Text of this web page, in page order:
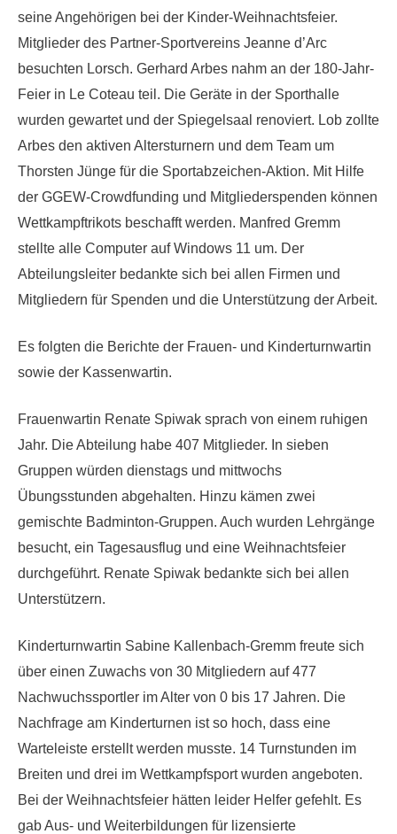
seine Angehörigen bei der Kinder-Weihnachtsfeier.
Mitglieder des Partner-Sportvereins Jeanne d’Arc
besuchten Lorsch. Gerhard Arbes nahm an der 180-Jahr-
Feier in Le Coteau teil. Die Geräte in der Sporthalle
wurden gewartet und der Spiegelsaal renoviert. Lob zollte
Arbes den aktiven Altersturnern und dem Team um
Thorsten Jünge für die Sportabzeichen-Aktion. Mit Hilfe
der GGEW-Crowdfunding und Mitgliederspenden können
Wettkampftrikots beschafft werden. Manfred Gremm
stellte alle Computer auf Windows 11 um. Der
Abteilungsleiter bedankte sich bei allen Firmen und
Mitgliedern für Spenden und die Unterstützung der Arbeit.
Es folgten die Berichte der Frauen- und Kinderturnwartin
sowie der Kassenwartin.
Frauenwartin Renate Spiwak sprach von einem ruhigen
Jahr. Die Abteilung habe 407 Mitglieder. In sieben
Gruppen würden dienstags und mittwochs
Übungsstunden abgehalten. Hinzu kämen zwei
gemischte Badminton-Gruppen. Auch wurden Lehrgänge
besucht, ein Tagesausflug und eine Weihnachtsfeier
durchgeführt. Renate Spiwak bedankte sich bei allen
Unterstützern.
Kinderturnwartin Sabine Kallenbach-Gremm freute sich
über einen Zuwachs von 30 Mitgliedern auf 477
Nachwuchssportler im Alter von 0 bis 17 Jahren. Die
Nachfrage am Kinderturnen ist so hoch, dass eine
Warteleiste erstellt werden musste. 14 Turnstunden im
Breiten und drei im Wettkampfsport wurden angeboten.
Bei der Weihnachtsfeier hätten leider Helfer gefehlt. Es
gab Aus- und Weiterbildungen für lizensierte